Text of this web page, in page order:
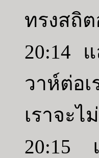
ทรงสถิ
20:14
วาห์ต่อ
เราจะไ
20:15